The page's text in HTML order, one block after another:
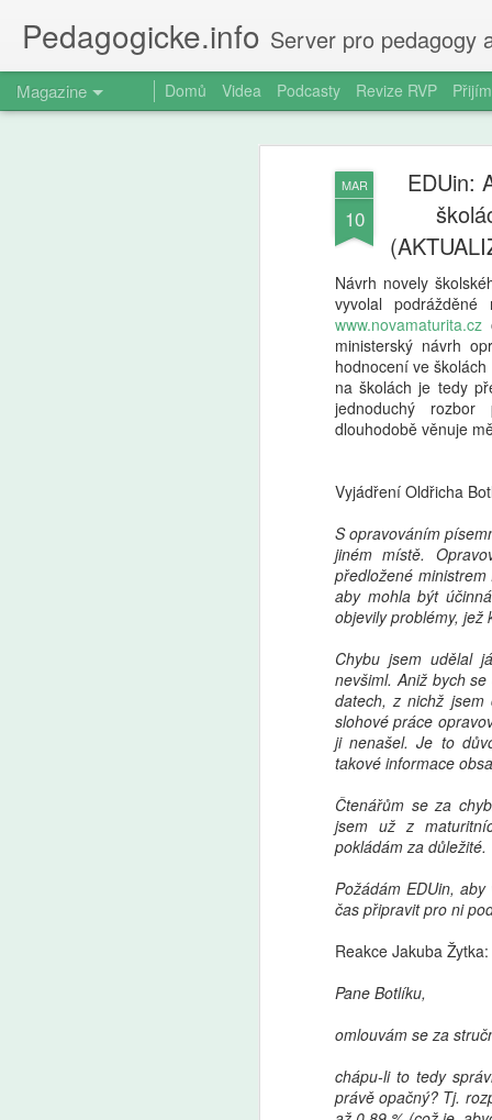
MAR
10
EDUin:
Návrh novely
vyvolal
www.novamaturita.cz
ministerský návrh
hodnocení ve
na školách je tedy
jednoduchý rozbor
dlouhodobě věnuje
Vyjádření Oldřicha
S opravováním
jiném místě.
předložené
aby mohla být
objevily problémy, jež
Chybu jsem udělal
nevšiml. Aniž bych
datech, z nichž
slohové práce
ji nenašel. Je to
takové informace
Čtenářům se za
jsem už z
pokládám za důležité.
Požádám EDUin,
čas připravit pro ni
Reakce Jakuba Žytka:
Pane Botlíku,
omlouvám se za
chápu-li to tedy
právě opačný? Tj.
Pedagogicke.info Server pro pedagogy
Magazine Domů Videa Podcasty Revize RVP
Ministr Plaga chce
zachovat přípravné